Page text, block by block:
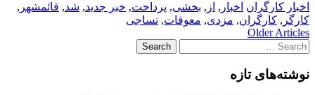
اخبار کارگران اخبار , از , بخشی, پرداخت, خبر جدید, شد, قائمشهر ,
کارگر , کارگران, مزدی, معوقات, نساجی
Post
navigation
Older Articles
Search
for:
نوشته‌های تازه